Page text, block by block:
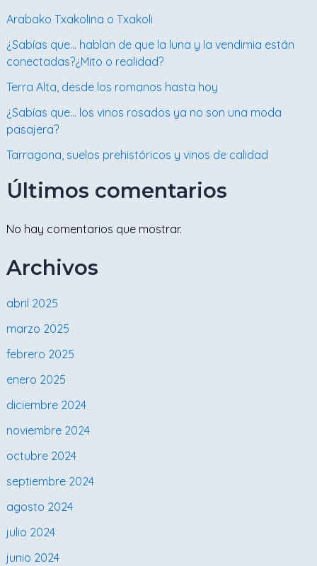
Arabako Txakolina o Txakoli
¿Sabías que… hablan de que la luna y la vendimia están
conectadas?¿Mito o realidad?
Terra Alta, desde los romanos hasta hoy
¿Sabías que… los vinos rosados ya no son una moda
pasajera?
Tarragona, suelos prehistóricos y vinos de calidad
Últimos comentarios
No hay comentarios que mostrar.
Archivos
abril 2025
marzo 2025
febrero 2025
enero 2025
diciembre 2024
noviembre 2024
octubre 2024
septiembre 2024
agosto 2024
julio 2024
junio 2024